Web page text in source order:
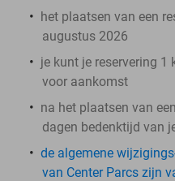
het plaatsen van een
augustus 2026
je kunt je reservering 1
voor aankomst
na het plaatsen van
dagen bedenktijd van
de algemene
van Center Parcs zijn